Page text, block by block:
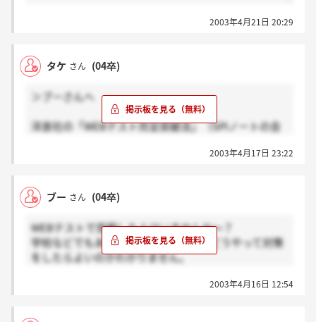
2003年4月21日 20:29
タケ さん (04卒)
＞ブーさんへ
洋泉社の「WEBテスト完全突破法」（SPIノートの会
でも、複数回受験は5回くらいまでしか今年はできな
2003年4月17日 23:22
ブー さん (04卒)
WEBテストで苦戦した人はいませんか～？
学校などでもあまり対策がないので、どうやって対策
をしたらよいのかわかりません。
「もっとたくさん、学生の声がおおきくなったら対策
2003年4月16日 12:54